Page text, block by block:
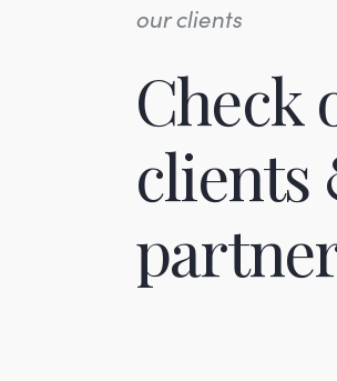
our clients
Check
clients